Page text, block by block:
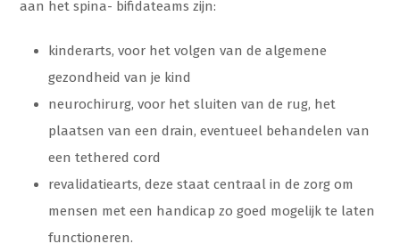
aan het spina- bifidateams zijn:
kinderarts, voor het volgen van de algemene
gezondheid van je kind
neurochirurg, voor het sluiten van de rug, het
plaatsen van een drain, eventueel behandelen van
een tethered cord
revalidatiearts, deze staat centraal in de zorg om
mensen met een handicap zo goed mogelijk te laten
functioneren.